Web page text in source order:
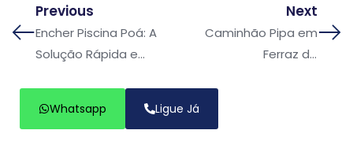
Previous
Encher Piscina Poá: A
Solução Rápida e
Next
Caminhão Pipa em
Ferraz de
Whatsapp Ligue Já